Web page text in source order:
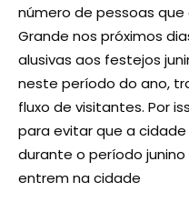
número de pessoas
Grande nos próximos
alusivas aos festejos
neste período do ano,
fluxo de visitantes. Por
para evitar que a cidade
durante o período
entrem na cidade